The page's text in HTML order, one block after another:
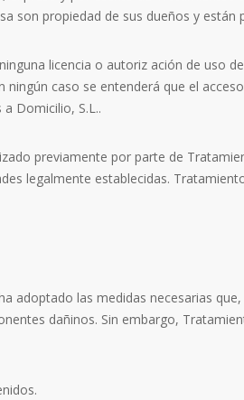
son propiedad de sus dueños y están
licencia o autoriz ación de uso
caso se entenderá que el
Domicilio, S.L..
previamente por parte de
legalmente establecidas.
adoptado las medidas necesarias
dañinos. Sin embargo,